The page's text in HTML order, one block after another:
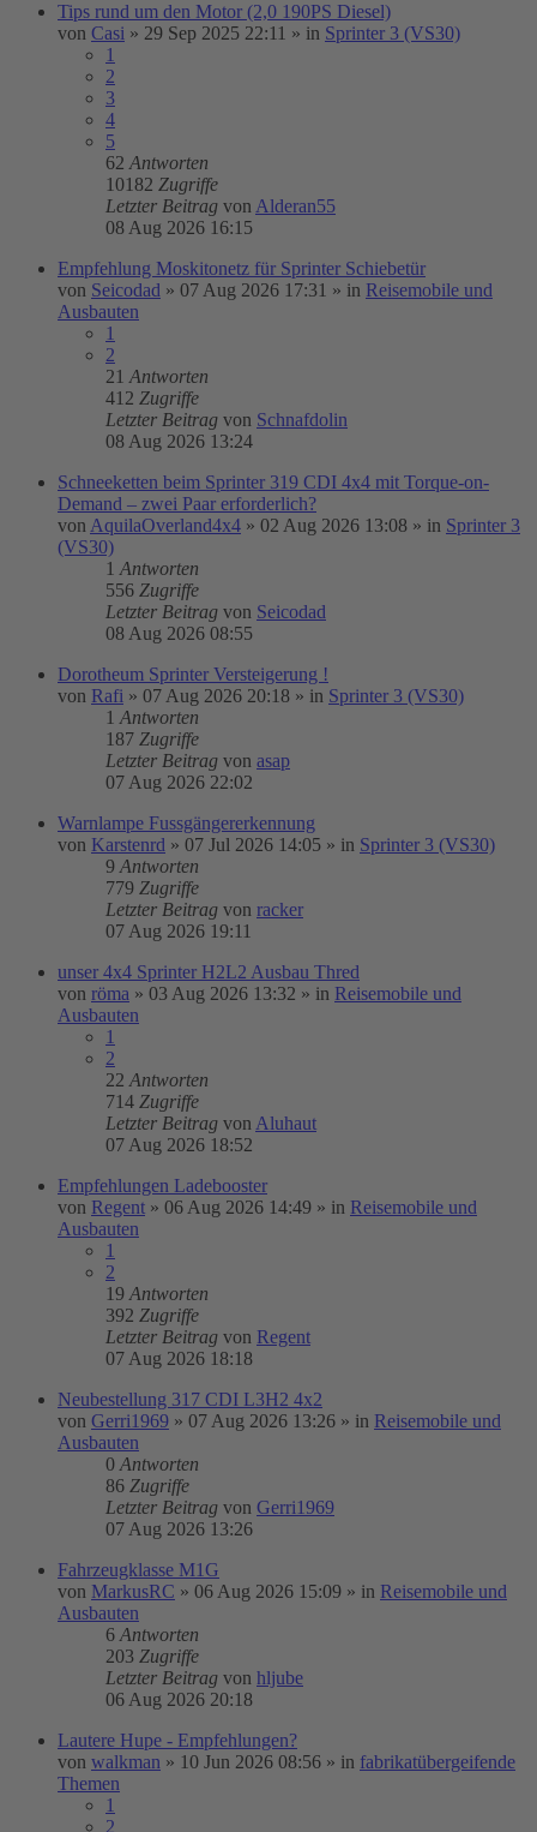
Tips rund um den Motor (2,0 190PS Diesel)
von Casi » 29 Sep 2025 22:11 » in Sprinter 3 (VS30)
1
2
3
4
5
62 Antworten
10182 Zugriffe
Letzter Beitrag von Alderan55
08 Aug 2026 16:15
Empfehlung Moskitonetz für Sprinter Schiebetür
von Seicodad » 07 Aug 2026 17:31 » in Reisemobile und
Ausbauten
1
2
21 Antworten
412 Zugriffe
Letzter Beitrag von Schnafdolin
08 Aug 2026 13:24
Schneeketten beim Sprinter 319 CDI 4x4 mit Torque-on-
Demand – zwei Paar erforderlich?
von AquilaOverland4x4 » 02 Aug 2026 13:08 » in Sprinter 3
(VS30)
1 Antworten
556 Zugriffe
Letzter Beitrag von Seicodad
08 Aug 2026 08:55
Dorotheum Sprinter Versteigerung !
von Rafi » 07 Aug 2026 20:18 » in Sprinter 3 (VS30)
1 Antworten
187 Zugriffe
Letzter Beitrag von asap
07 Aug 2026 22:02
Warnlampe Fussgängererkennung
von Karstenrd » 07 Jul 2026 14:05 » in Sprinter 3 (VS30)
9 Antworten
779 Zugriffe
Letzter Beitrag von racker
07 Aug 2026 19:11
unser 4x4 Sprinter H2L2 Ausbau Thred
von röma » 03 Aug 2026 13:32 » in Reisemobile und
Ausbauten
1
2
22 Antworten
714 Zugriffe
Letzter Beitrag von Aluhaut
07 Aug 2026 18:52
Empfehlungen Ladebooster
von Regent » 06 Aug 2026 14:49 » in Reisemobile und
Ausbauten
1
2
19 Antworten
392 Zugriffe
Letzter Beitrag von Regent
07 Aug 2026 18:18
Neubestellung 317 CDI L3H2 4x2
von Gerri1969 » 07 Aug 2026 13:26 » in Reisemobile und
Ausbauten
0 Antworten
86 Zugriffe
Letzter Beitrag von Gerri1969
07 Aug 2026 13:26
Fahrzeugklasse M1G
von MarkusRC » 06 Aug 2026 15:09 » in Reisemobile und
Ausbauten
6 Antworten
203 Zugriffe
Letzter Beitrag von hljube
06 Aug 2026 20:18
Lautere Hupe - Empfehlungen?
von walkman » 10 Jun 2026 08:56 » in fabrikatübergeifende
Themen
1
2